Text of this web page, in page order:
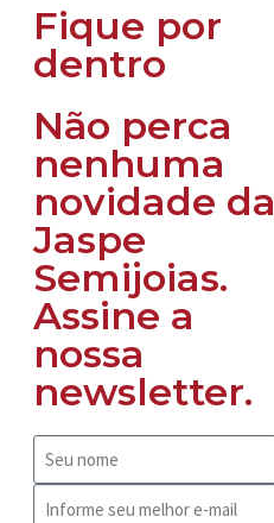
Fique por
dentro
Não perca
nenhuma
novidade da
Jaspe
Semijoias.
Assine a
nossa
newsletter.